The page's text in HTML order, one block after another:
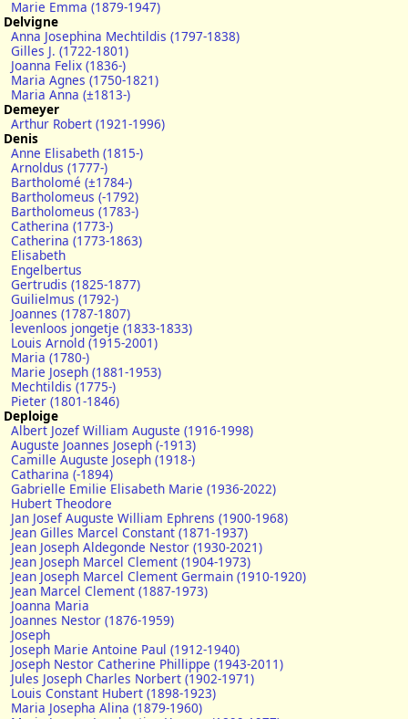
Marie Emma (1879-1947)
Delvigne
Anna Josephina Mechtildis (1797-1838)
Gilles J. (1722-1801)
Joanna Felix (1836-)
Maria Agnes (1750-1821)
Maria Anna (±1813-)
Demeyer
Arthur Robert (1921-1996)
Denis
Anne Elisabeth (1815-)
Arnoldus (1777-)
Bartholomé (±1784-)
Bartholomeus (-1792)
Bartholomeus (1783-)
Catherina (1773-)
Catherina (1773-1863)
Elisabeth
Engelbertus
Gertrudis (1825-1877)
Guilielmus (1792-)
Joannes (1787-1807)
levenloos jongetje (1833-1833)
Louis Arnold (1915-2001)
Maria (1780-)
Marie Joseph (1881-1953)
Mechtildis (1775-)
Pieter (1801-1846)
Deploige
Albert Jozef William Auguste (1916-1998)
Auguste Joannes Joseph (-1913)
Camille Auguste Joseph (1918-)
Catharina (-1894)
Gabrielle Emilie Elisabeth Marie (1936-2022)
Hubert Theodore
Jan Josef Auguste William Ephrens (1900-1968)
Jean Gilles Marcel Constant (1871-1937)
Jean Joseph Aldegonde Nestor (1930-2021)
Jean Joseph Marcel Clement (1904-1973)
Jean Joseph Marcel Clement Germain (1910-1920)
Jean Marcel Clement (1887-1973)
Joanna Maria
Joannes Nestor (1876-1959)
Joseph
Joseph Marie Antoine Paul (1912-1940)
Joseph Nestor Catherine Phillippe (1943-2011)
Jules Joseph Charles Norbert (1902-1971)
Louis Constant Hubert (1898-1923)
Maria Josepha Alina (1879-1960)